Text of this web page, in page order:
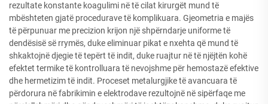
rezultate konstante koagulimi në të cilat kirurgët mund të
mbështeten gjatë procedurave të komplikuara. Gjeometria e majës
të përpunuar me precizion krijon një shpërndarje uniforme të
dendësisë së rrymës, duke eliminuar pikat e nxehta që mund të
shkaktojnë djegie të tepërt të indit, duke ruajtur në të njëjtën kohë
efektet termike të kontrolluara të nevojshme për hemostazë efektive
dhe hermetizim të indit. Proceset metalurgjike të avancuara të
përdorura në fabrikimin e elektrodave rezultojnë në sipërfaqe me